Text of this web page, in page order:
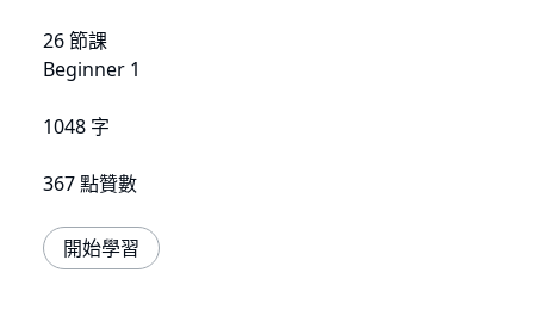
26 節課
Beginner 1
1048 字
367 點贊數
開始學習